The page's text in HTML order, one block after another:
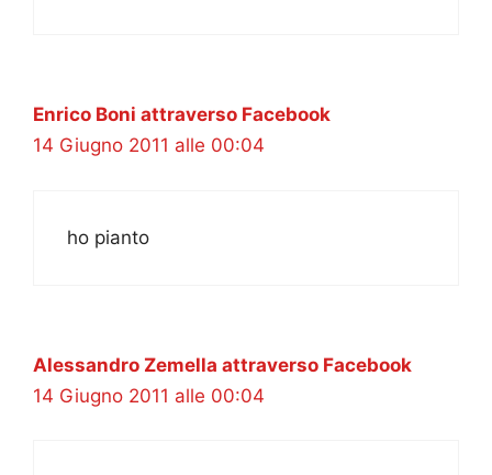
Enrico Boni attraverso Facebook
14 Giugno 2011 alle 00:04
ho pianto
Alessandro Zemella attraverso Facebook
14 Giugno 2011 alle 00:04